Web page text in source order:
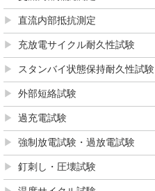
直流内部抵抗測定
充放電サイクル耐久性試験
スタンバイ状態保持耐久性試験
外部短絡試験
過充電試験
強制放電試験・過放電試験
釘刺し・圧壊試験